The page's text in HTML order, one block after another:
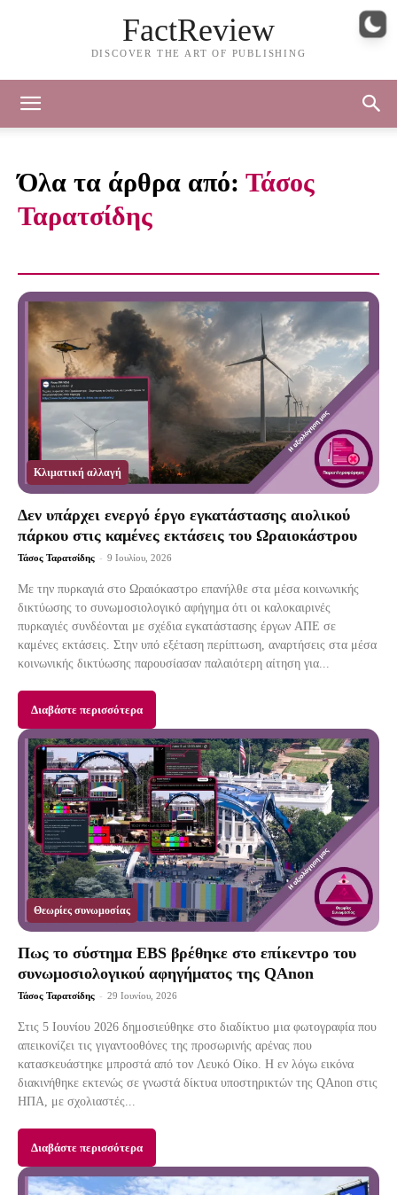
FactReview
DISCOVER THE ART OF PUBLISHING
Όλα τα άρθρα από: Τάσος
Ταρατσίδης
Κλιματική αλλαγή
Δεν υπάρχει ενεργό έργο εγκατάστασης αιολικού
πάρκου στις καμένες εκτάσεις του Ωραιοκάστρου
Τάσος Ταρατσίδης - 9 Ιουλίου, 2026
Με την πυρκαγιά στο Ωραιόκαστρο επανήλθε στα μέσα κοινωνικής
δικτύωσης το συνωμοσιολογικό αφήγημα ότι οι καλοκαιρινές
πυρκαγιές συνδέονται με σχέδια εγκατάστασης έργων ΑΠΕ σε
καμένες εκτάσεις. Στην υπό εξέταση περίπτωση, αναρτήσεις στα μέσα
κοινωνικής δικτύωσης παρουσίασαν παλαιότερη αίτηση για...
Διαβάστε περισσότερα
Θεωρίες συνωμοσίας
Πως το σύστημα EBS βρέθηκε στο επίκεντρο του
συνωμοσιολογικού αφηγήματος της QAnon
Τάσος Ταρατσίδης - 29 Ιουνίου, 2026
Στις 5 Ιουνίου 2026 δημοσιεύθηκε στο διαδίκτυο μια φωτογραφία που
απεικονίζει τις γιγαντοοθόνες της προσωρινής αρένας που
κατασκευάστηκε μπροστά από τον Λευκό Οίκο. Η εν λόγω εικόνα
διακινήθηκε εκτενώς σε γνωστά δίκτυα υποστηρικτών της QAnon στις
ΗΠΑ, με σχολιαστές...
Διαβάστε περισσότερα